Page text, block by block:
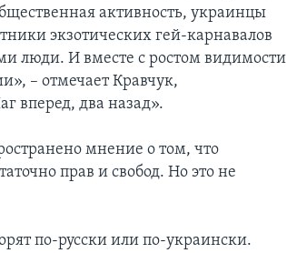
активность, украинцы
экзотических гей-карнавалов
люди. И вместе с ростом видимости
– отмечает Кравчук,
вперед, два назад».
мнение о том, что
прав и свобод. Но это не
по-русски или по-украински.